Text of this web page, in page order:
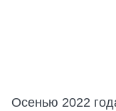
Осенью 2022